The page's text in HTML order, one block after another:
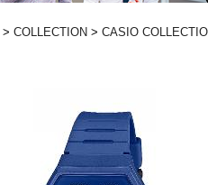
> COLLECTION > CASIO